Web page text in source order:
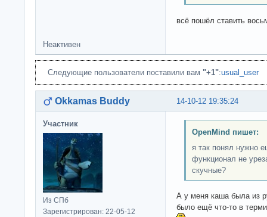
всё пошёл ставить
Неактивен
Следующие пользователи поставили вам "+1":usual_user
14-10-12 19:35:24
Okkamas Buddy
Участник
Из СПб
Зарегистрирован: 22-05-12
OpenMind пишет:
я так понял нужно
функционал не
скучные?
А у меня каша была из
было ещё что-то в